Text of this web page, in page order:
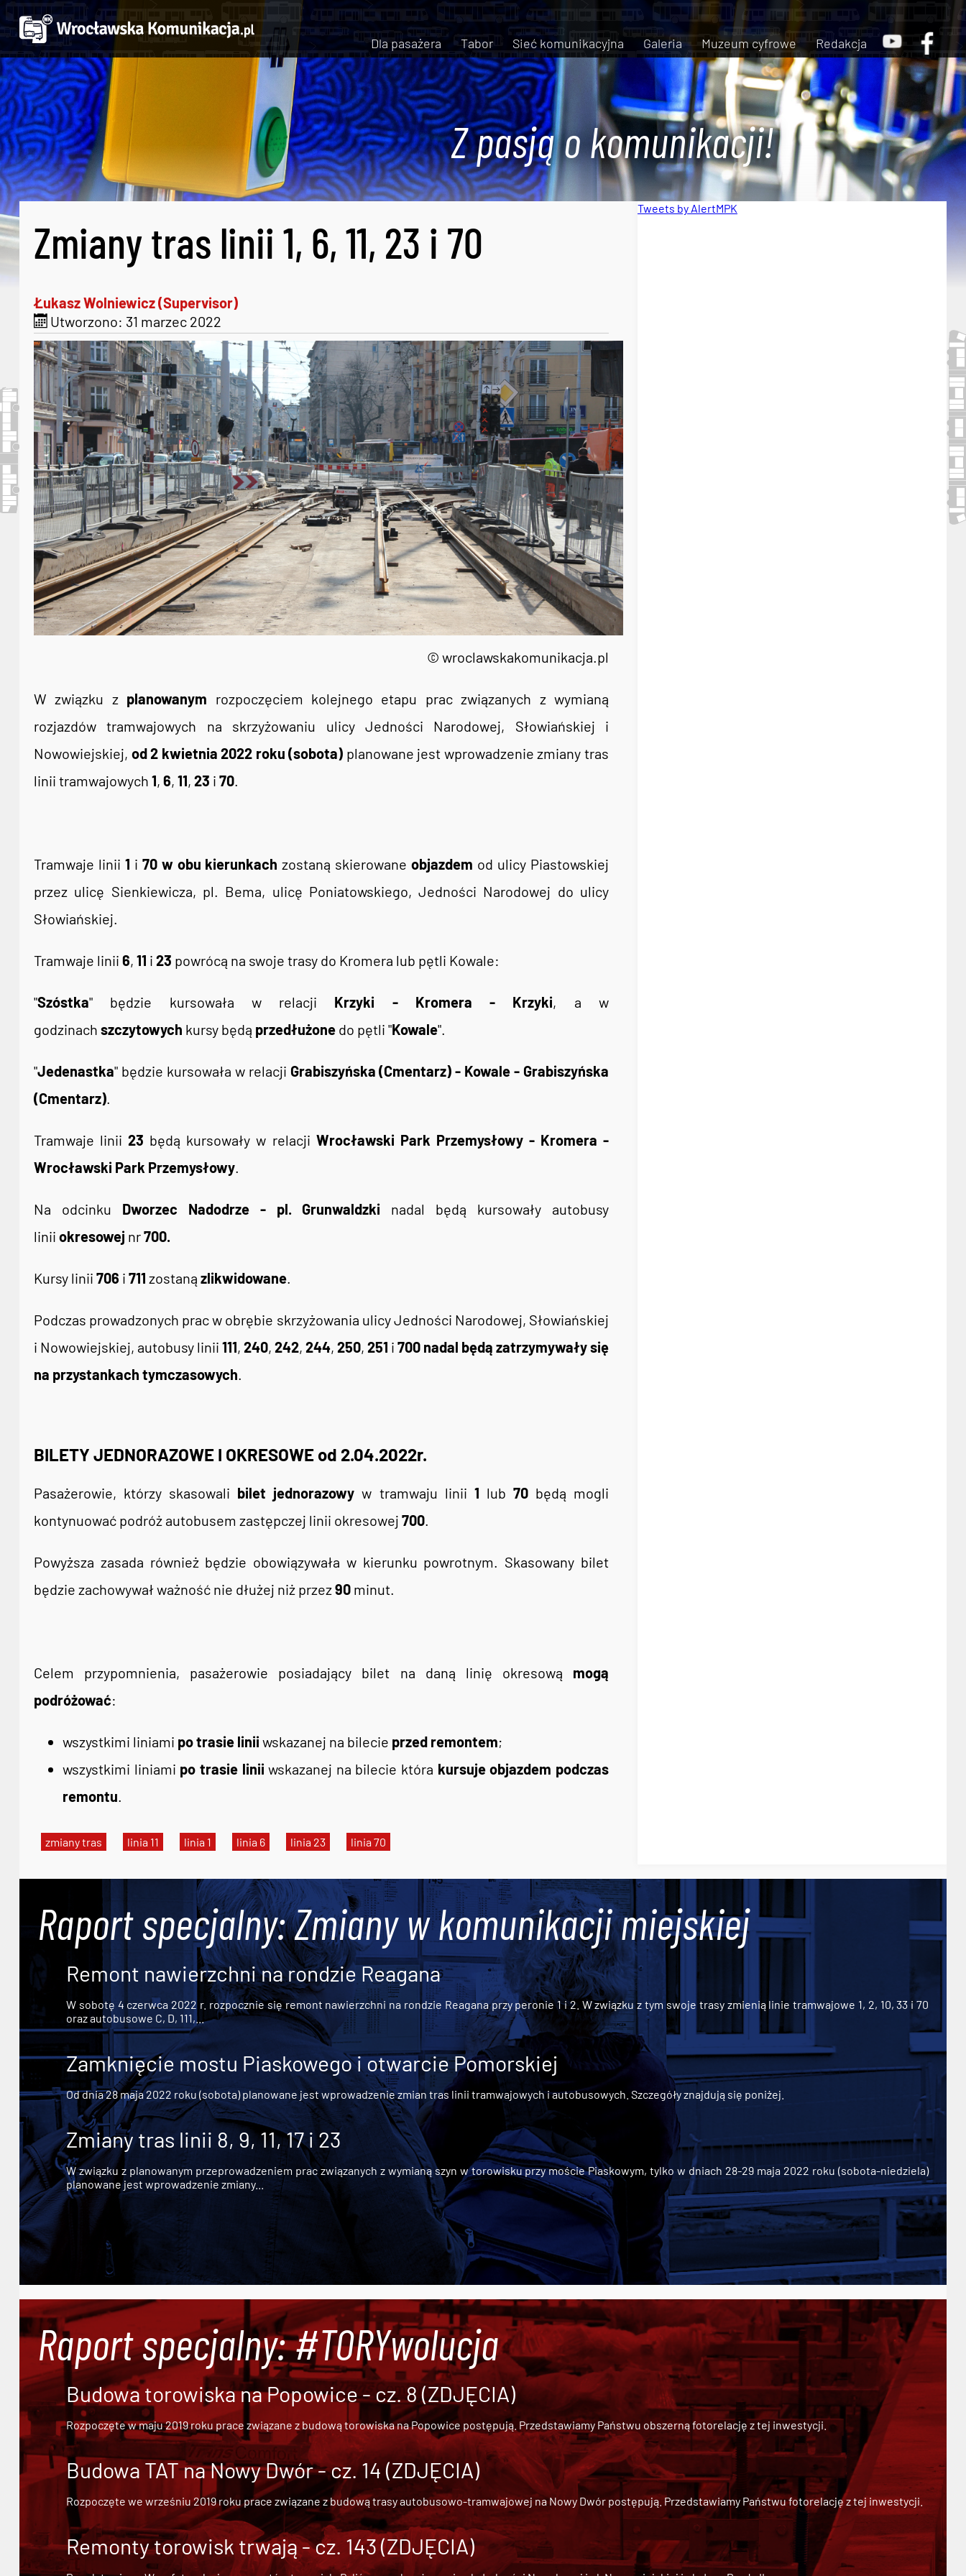
Dla pasażera Tabor Sieć komunikacyjna Galeria Muzeum cyfrowe Redakcja
Z pasją o komunikacji!
Zmiany tras linii 1, 6, 11, 23 i 70
Łukasz Wolniewicz (Supervisor)
Utworzono: 31 marzec 2022
zmiany tras linia 11 linia 1 linia 6 linia 23 linia 70
© wroclawskakomunikacja.pl
W związku z planowanym rozpoczęciem kolejnego etapu prac związanych z wymianą
rozjazdów tramwajowych na skrzyżowaniu ulicy Jedności Narodowej, Słowiańskiej i
Nowowiejskiej, od 2 kwietnia 2022 roku (sobota) planowane jest wprowadzenie zmiany tras
linii tramwajowych 1, 6, 11, 23 i 70.
Tramwaje linii 1 i 70 w obu kierunkachzostaną skierowaneobjazdem od ulicy Piastowskiej
przez ulicę Sienkiewicza, pl. Bema, ulicę Poniatowskiego, Jedności Narodowej do ulicy
Słowiańskiej.
Tramwaje linii 6, 11 i 23 powrócą na swoje trasy do Kromera lub pętli Kowale:
"Szóstka" będzie kursowała w relacji Krzyki - Kromera - Krzyki, a w
godzinach szczytowych kursy będą przedłużone do pętli "Kowale".
"Jedenastka" będzie kursowała w relacji Grabiszyńska (Cmentarz) - Kowale - Grabiszyńska
(Cmentarz).
Tramwaje linii23 będą kursowały w relacji Wrocławski Park Przemysłowy - Kromera -
Wrocławski Park Przemysłowy.
Na odcinku Dworzec Nadodrze - pl. Grunwaldzki nadal będą kursowały autobusy
linii okresowej nr700.
Kursy linii 706 i 711 zostaną zlikwidowane.
Podczas prowadzonych prac w obrębie skrzyżowania ulicy Jedności Narodowej, Słowiańskiej
i Nowowiejskiej, autobusy linii 111, 240, 242, 244, 250, 251 i 700 nadal będą zatrzymywały się
na przystankach tymczasowych.
BILETY JEDNORAZOWE I OKRESOWE od 2.04.2022r.
Pasażerowie, którzy skasowali bilet jednorazowy w tramwaju linii 1 lub 70 będą mogli
kontynuować podróż autobusem zastępczej linii okresowej 700.
Powyższa zasada również będzie obowiązywała w kierunku powrotnym. Skasowany bilet
będzie zachowywał ważność nie dłużej niż przez90 minut.
Celem przypomnienia, pasażerowie posiadający bilet na daną linię okresową mogą
podróżować:
wszystkimi liniami po trasie linii wskazanej na bilecie przed remontem;
wszystkimi liniami po trasie liniiwskazanej na bilecie która kursuje objazdem podczas
remontu.
Tweets by AlertMPK
Raport specjalny: Zmiany w komunikacji miejskiej
Remont nawierzchni na rondzie Reagana
W sobotę 4 czerwca 2022 r. rozpocznie się remont nawierzchni na rondzie Reagana przy peronie 1 i 2. W związku z tym swoje trasy zmienią linie tramwajowe 1, 2, 10, 33 i 70
oraz autobusowe C, D, 111,...
Zamknięcie mostu Piaskowego i otwarcie Pomorskiej
Od dnia 28 maja 2022 roku (sobota) planowane jest wprowadzenie zmian tras linii tramwajowych i autobusowych. Szczegóły znajdują się poniżej.
Zmiany tras linii 8, 9, 11, 17 i 23
W związku z planowanym przeprowadzeniem prac związanych z wymianą szyn w torowisku przy moście Piaskowym, tylko w dniach 28-29 maja 2022 roku (sobota-niedziela)
planowane jest wprowadzenie zmiany...
Raport specjalny: #TORYwolucja
Budowa torowiska na Popowice - cz. 8 (ZDJĘCIA)
Rozpoczęte w maju 2019 roku prace związane z budową torowiska na Popowice postępują. Przedstawiamy Państwu obszerną fotorelację z tej inwestycji.
Budowa TAT na Nowy Dwór - cz. 14 (ZDJĘCIA)
Rozpoczęte we wrześniu 2019 roku prace związane zbudową trasy autobusowo-tramwajowej na Nowy Dwórpostępują. Przedstawiamy Państwu fotorelację z tej inwestycji.
Remonty torowisk trwają - cz. 143 (ZDJĘCIA)